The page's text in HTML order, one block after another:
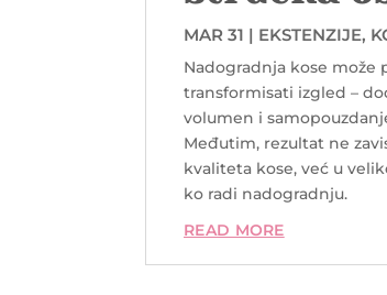
MAR 31 | EKSTENZIJE,
COMMENTS
Nadogradnja kose može
transformisati izgled –
volumen i
Međutim, rezultat ne
kvaliteta kose, već u
ko radi nadogradnju.
READ MORE